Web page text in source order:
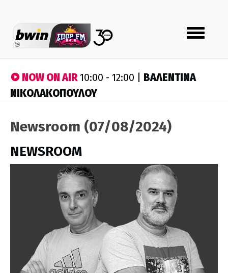
Toggle
navigation
NOW ON AIR10:00 - 12:00 | ΒΑΛΕΝΤΙΝΑ
ΝΙΚΟΛΑΚΟΠΟΥΛΟΥ
Newsroom (07/08/2024)
NEWSROOM